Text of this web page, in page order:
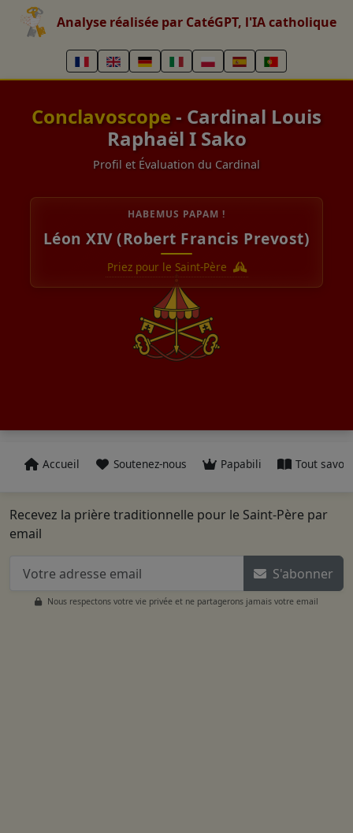
Analyse réalisée par CatéGPT, l'IA catholique
Conclavoscope - Cardinal Louis
Raphaël I Sako
Profil et Évaluation du Cardinal
HABEMUS PAPAM !
Léon XIV (Robert Francis Prevost)
Priez pour le Saint-Père
Accueil Soutenez-nous Papabili Tout savoir
Recevez la prière traditionnelle pour le Saint-Père par
email
S'abonner
Nous respectons votre vie privée et ne partagerons jamais votre email